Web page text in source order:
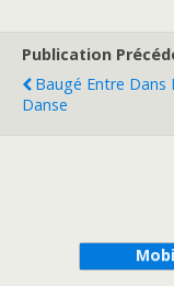
Publication
Baugé Entre Dans
Danse